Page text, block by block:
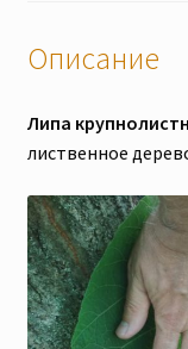
Описание
Липа
лиственное